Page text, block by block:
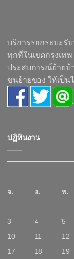
บริการรถกระบะรั
ทุกที่ในเขตกรุงเท
ประสบการณ์ย้ายบ้
ขนย้ายของ ให้เป็น
ปฏิทินงาน
จ. อ. พ.
3
4 5
10
11 12
17
18 19